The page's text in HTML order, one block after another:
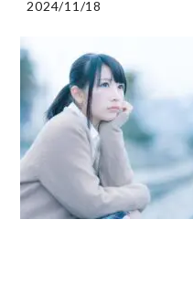
2024/11/18